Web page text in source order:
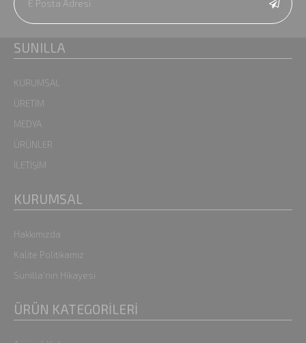
SUNILLA
KURUMSAL
ÜRETİM
MEDYA
ÜRÜNLER
İLETİŞİM
KURUMSAL
Hakkımızda
Kalite Politikamız
Sunilla'nın Hikayesi
ÜRÜN KATEGORİLERİ